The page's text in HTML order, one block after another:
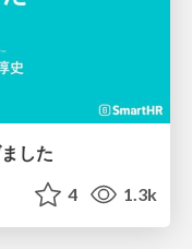
した
4 1.3k